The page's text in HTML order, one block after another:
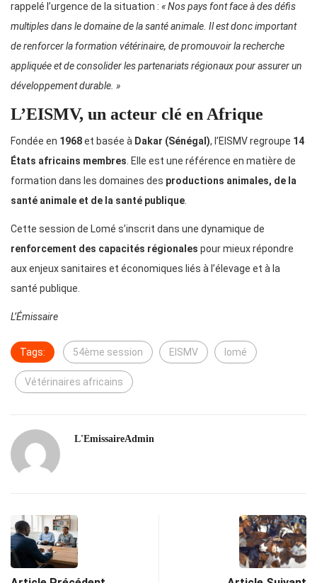
rappelé l’urgence de la situation : « Nos pays font face à des défis
multiples dans le domaine de la santé animale. Il est donc important
de renforcer la formation vétérinaire, de promouvoir la recherche
appliquée et de consolider les partenariats régionaux pour assurer un
développement durable. »
L’EISMV, un acteur clé en Afrique
Fondée en 1968et basée à Dakar (Sénégal), l’EISMV regroupe 14
États africains membres. Elle est une référence en matière de
formation dans les domaines des productions animales, de la
santé animale et de la santé publique.
Cette session de Lomé s’inscrit dans une dynamique de
renforcement des capacités régionales pour mieux répondre
aux enjeux sanitaires et économiques liés à l’élevage et à la
santé publique.
L’Émissaire
Tags: 54ème session EISMV lomé
Vétérinaires africains
L'EmissaireAdmin